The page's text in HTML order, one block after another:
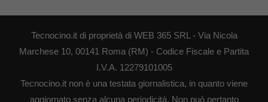
Tecnocino.it di proprietà di WEB 365 SRL - Via Nicola
Marchese 10, 00141 Roma (RM) - Codice Fiscale e Partita
I.V.A. 12279101005
Tecnocino.it non è una testata giornalistica, in quanto viene
aggiornato senza alcuna periodicità. Non può pertanto